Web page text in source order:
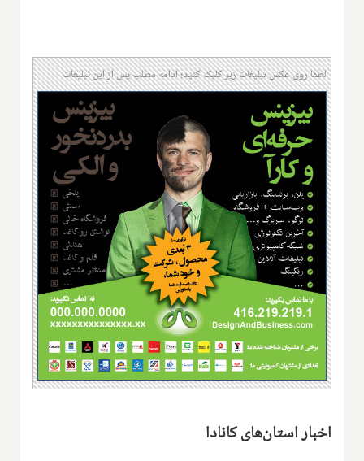
لطفا روی عکس تبلیغات زیر کلیک کنید؛ ادامه مطلب پس از این تبلیغات
اخبار استان‌های کانادا